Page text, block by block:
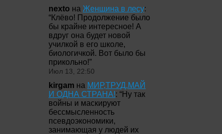
nexto на Женщина в лесу:
“Клёво! Продолжение было
бы крайне интересное! А
вдруг она будет новой
училкой в его школе,
биологичкой. Вот было бы
прикольно!”
Июл 13, 22:50
kirgam на МИР,ТРУД,МАЙ
И ОДНА СТРАНА!: “Ну так
войны и маскируют
бессмысленность
псевдоэкономики,
занимающая у людей их